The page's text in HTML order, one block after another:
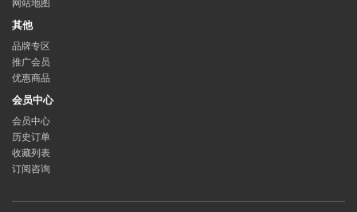
其他
品牌专区
推广会员
优惠商品
会员中心
会员中心
历史订单
收藏列表
订阅咨询